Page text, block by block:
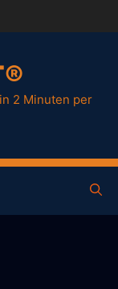
2 Minuten per